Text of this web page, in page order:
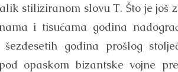
stiliziranom slovu T. Što je još
i tisućama godina
godina prošlog
opaskom bizantske vojne